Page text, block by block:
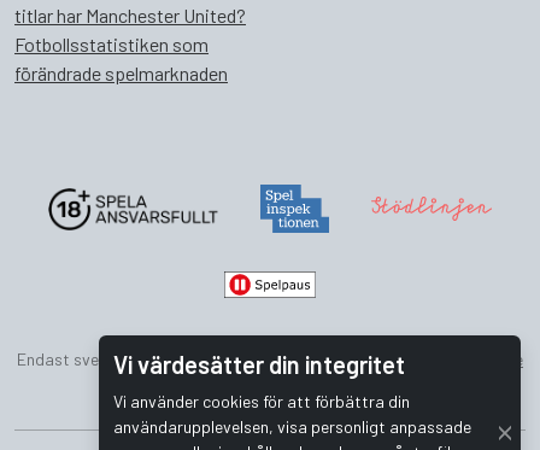
Vi värdesätter din integritet
Vi använder cookies för att förbättra din
användarupplevelsen, visa personligt anpassade
titlar har Manchester United?
Fotbollsstatistiken som
förändrade spelmarknaden
Endast svenska, säkra och de bästa onlinecasinon hos CasinoPRO.se